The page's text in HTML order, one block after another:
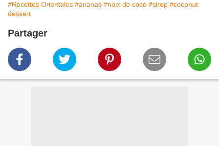
#Recettes Orientales #ananas #noix de coco #sirop #coconut
dessert
Partager